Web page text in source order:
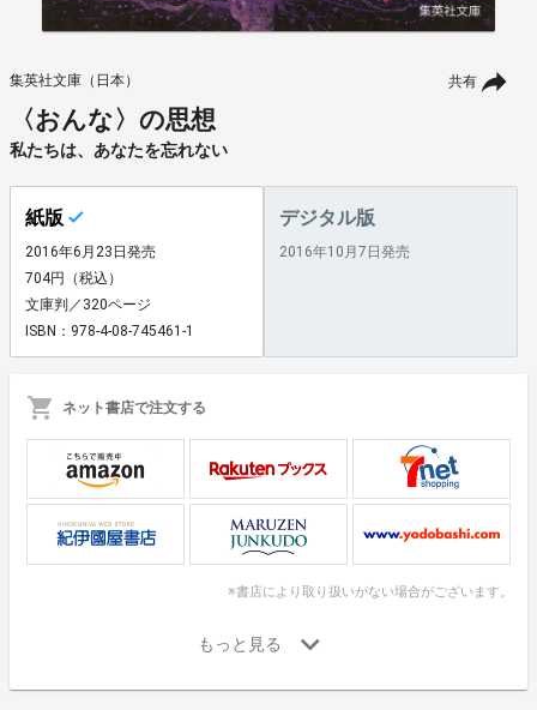
共有
集英社文庫（日本）
〈おんな〉の思想
私たちは、あなたを忘れない
紙版
2016年6月23日発売
704円（税込）
文庫判／320ページ
ISBN：978-4-08-745461-1
デジタル版
2016年10月7日発売
ネット書店で注文する
※書店により取り扱いがない場合がございます。